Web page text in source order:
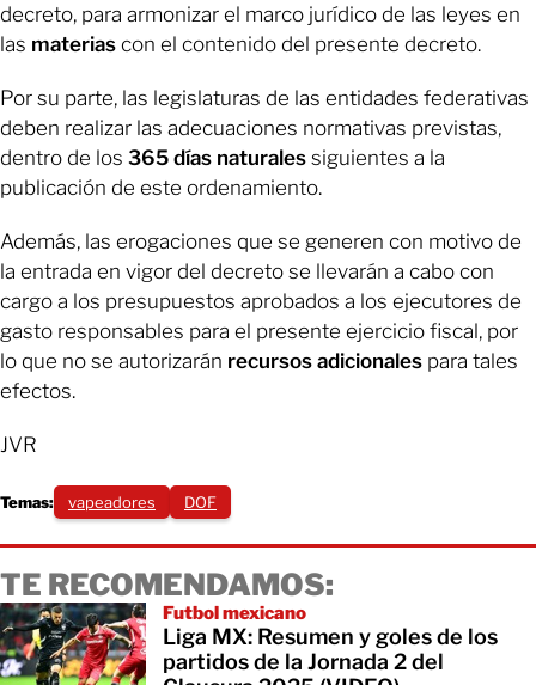
decreto, para armonizar el marco jurídico de las leyes en
las materias con el contenido del presente decreto.
Por su parte, las legislaturas de las entidades federativas
deben realizar las adecuaciones normativas previstas,
dentro de los 365 días naturales siguientes a la
publicación de este ordenamiento.
Además, las erogaciones que se generen con motivo de
la entrada en vigor del decreto se llevarán a cabo con
cargo a los presupuestos aprobados a los ejecutores de
gasto responsables para el presente ejercicio fiscal, por
lo que no se autorizarán recursos adicionales para tales
efectos.
JVR
Temas: vapeadores DOF
TE RECOMENDAMOS:
Futbol mexicano
Liga MX: Resumen y goles de los
partidos de la Jornada 2 del